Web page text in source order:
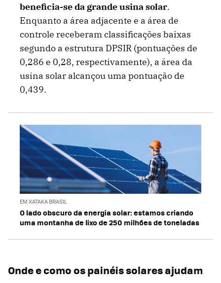
beneficia-se da grande usina solar.
Enquanto a área adjacente e a área de
controle receberam classificações baixas
segundo a estrutura DPSIR (pontuações de
0,286 e 0,28, respectivamente), a área da
usina solar alcançou uma pontuação de
0,439.
EM XATAKA BRASIL
O lado obscuro da energia solar: estamos criando
uma montanha de lixo de 250 milhões de toneladas
Onde e como os painéis solares ajudam